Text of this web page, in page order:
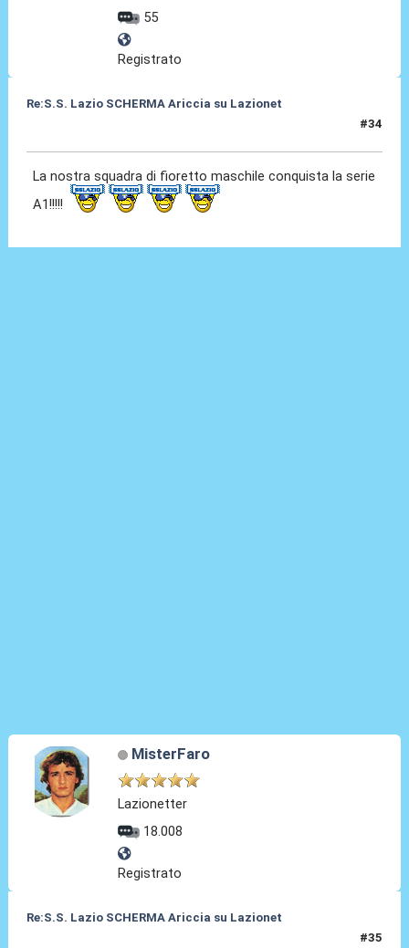
55
Registrato
Re:S.S. Lazio SCHERMA Ariccia su Lazionet
#34
La nostra squadra di fioretto maschile conquista la serie
A1!!!!!
MisterFaro
Lazionetter
18.008
Registrato
Re:S.S. Lazio SCHERMA Ariccia su Lazionet
#35